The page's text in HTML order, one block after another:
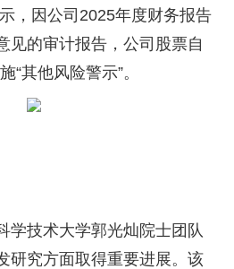
，因公司2025年度财务报告
见的审计报告，公司股票自
“其他风险警示”。
学技术大学郭光灿院士团队
研究方面取得重要进展。该